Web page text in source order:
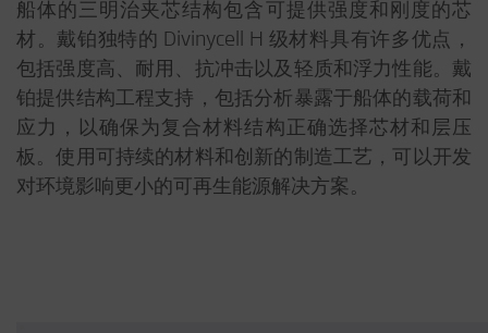
船体的三明治夹芯结构包含可提供强度和刚度的芯
材。戴铂独特的 Divinycell H 级材料具有许多优点，
包括强度高、耐用、抗冲击以及轻质和浮力性能。戴
铂提供结构工程支持，包括分析暴露于船体的载荷和
应力，以确保为复合材料结构正确选择芯材和层压
板。使用可持续的材料和创新的制造工艺，可以开发
对环境影响更小的可再生能源解决方案。